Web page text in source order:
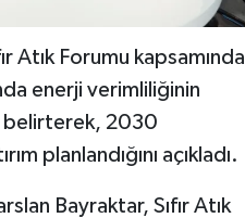
Atık Forumu kapsamında
enerji verimliliğinin
belirterek, 2030
planlandığını açıkladı.
Bayraktar, Sıfır Atık